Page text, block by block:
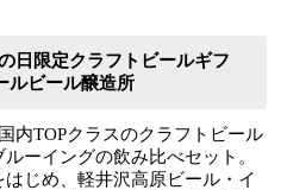
日限定クラフトビールギフ
ビール醸造所
内TOPクラスのクラフトビール
ーイングの飲み比べセット。
じめ、軽井沢高原ビール・イ